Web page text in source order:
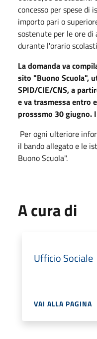
concesso per spese di
importo pari o
sostenute per le ore
durante l'orario
La domanda va
sito "Buono Scuola",
SPID/CIE/CNS, a
e va trasmessa entro
prosssmo 30 giugno.
Per ogni ulteriore
il bando allegato e le
Buono Scuola".
A cura di
Ufficio Sociale
VAI ALLA PAGINA